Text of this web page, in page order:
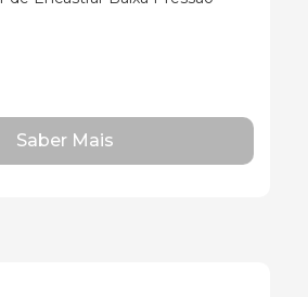
Saber Mais